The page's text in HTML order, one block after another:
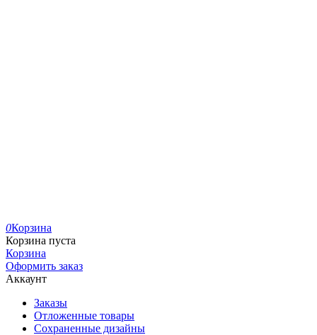
0Корзина
Корзина пуста
Корзина
Оформить заказ
Аккаунт
Заказы
Отложенные товары
Сохраненные дизайны